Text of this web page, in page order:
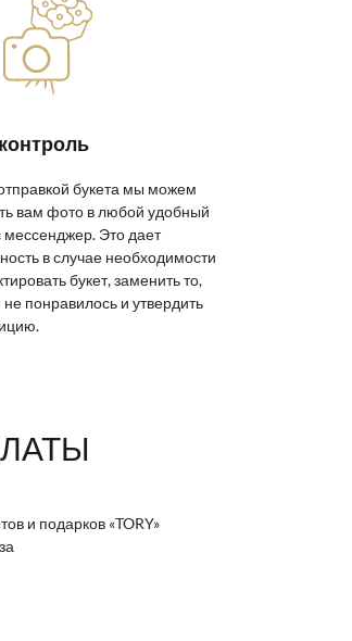
букета мы можем
вам фото в любой удобный
мессенджер. Это дает
в случае необходимости
букет, заменить то,
не понравилось и утвердить
и подарков «TORY»